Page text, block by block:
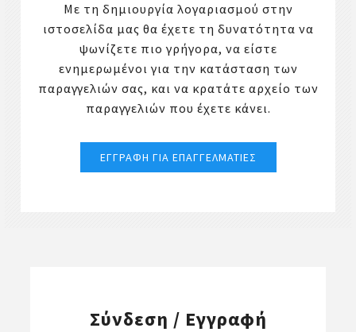
Με τη δημιουργία λογαριασμού στην
ιστοσελίδα μας θα έχετε τη δυνατότητα να
ψωνίζετε πιο γρήγορα, να είστε
ενημερωμένοι για την κατάσταση των
παραγγελιών σας, και να κρατάτε αρχείο των
παραγγελιών που έχετε κάνει.
Σύνδεση / Εγγραφή